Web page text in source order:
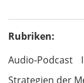
Rubriken:
Audio-Podcast
Strategien der